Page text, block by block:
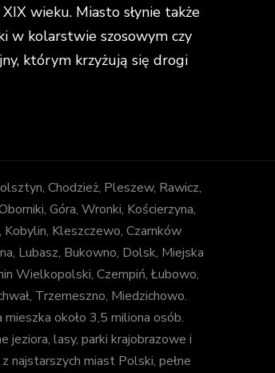
wieku. Miasto słynie także
w kolarstwie szosowym czy
którym krzyżują się drogi
Chodzież, Pleszew, Rawicz,
Góra, Wronki, Kościerzyna,
Kleszczewo, Czarnków
Lubasz, Bukowno, Dolsk, Miejska
Wielkopolski, Czempiń, Łubowo,
Trzemeszno, Miedzichowo.
około 3,5 miliona osób.
lasy, parki krajobrazowe i
miast Polski, pełne